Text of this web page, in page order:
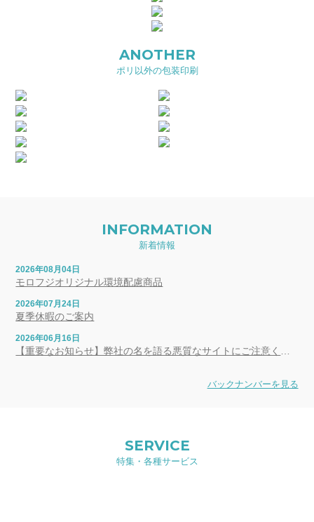
ANOTHER
ポリ以外の包装印刷
INFORMATION
新着情報
2026年08月04日
モロフジオリジナル環境配慮商品
2026年07月24日
夏季休暇のご案内
2026年06月16日
【重要なお知らせ】弊社の名を語る悪質なサイトにご注意ください
バックナンバーを見る
SERVICE
特集・各種サービス